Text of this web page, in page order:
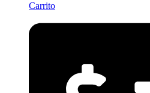
Carrito